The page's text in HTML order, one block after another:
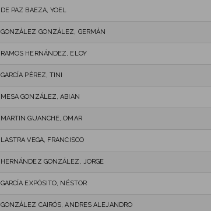
DE PAZ BAEZA, YOEL
GONZÁLEZ GONZÁLEZ, GERMÁN
RAMOS HERNÁNDEZ, ELOY
GARCÍA PÉREZ, TINI
MESA GONZÁLEZ, ABIAN
MARTIN GUANCHE, OMAR
LASTRA VEGA, FRANCISCO
HERNÁNDEZ GONZÁLEZ, JORGE
GARCÍA EXPÓSITO, NÉSTOR
GONZÁLEZ CAIRÓS, ANDRES ALEJANDRO